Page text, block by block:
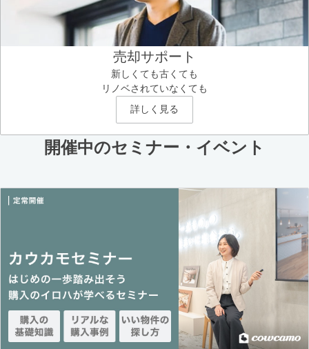
売却サポート
新しくても古くても
リノベされていなくても
詳しく見る
開催中のセミナー・イベント